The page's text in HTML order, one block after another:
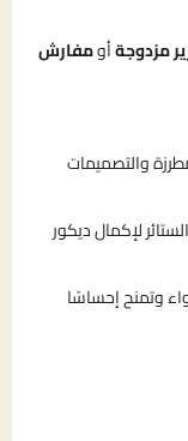
مزدوجةأومفارش
والتصميمات
لإكمال ديكور
وتمنح إحساسًا